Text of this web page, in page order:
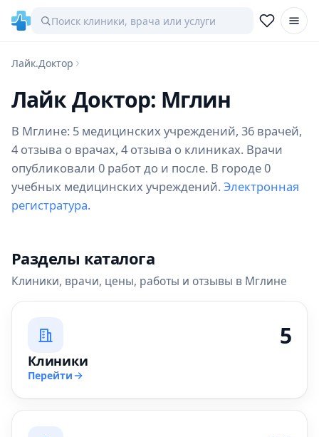
Лайк.Доктор
Лайк Доктор: Мглин
В Мглине: 5 медицинских учреждений, 36 врачей,
4 отзыва о врачах, 4 отзыва о клиниках. Врачи
опубликовали 0 работ до и после. В городе 0
учебных медицинских учреждений. Электронная
регистратура.
Разделы каталога
Клиники, врачи, цены, работы и отзывы в Мглине
5
Клиники
Перейти